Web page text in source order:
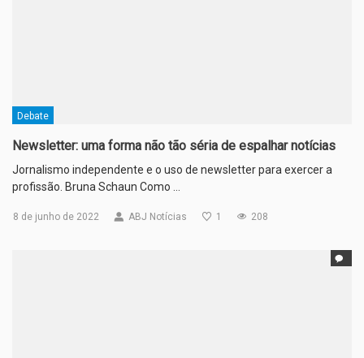
Debate
Newsletter: uma forma não tão séria de espalhar notícias
Jornalismo independente e o uso de newsletter para exercer a
profissão. Bruna Schaun Como …
8 de junho de 2022 ABJ Notícias 1 208